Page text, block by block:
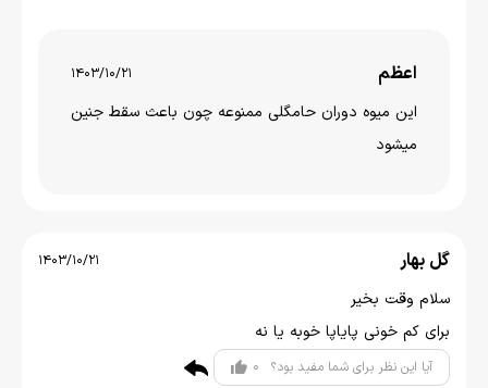
اعظم 1403/10/21
این میوه دوران حامگلی ممنوعه چون باعث سقط جنین
میشود
گل بهار 1403/10/21
سلام وقت بخیر
برای کم خونی پایاپا خوبه یا نه
آیا این نظر برای شما مفید بود؟ 0